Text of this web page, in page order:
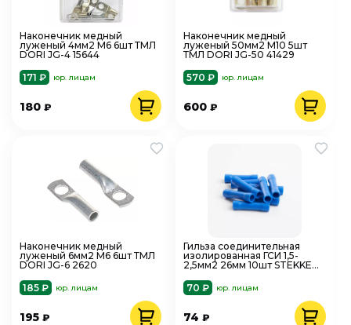
Наконечник медный
луженый 4мм2 М6 6шт ТМЛ
DORI JG-4 15644
171 ₽
юр. лицам
180 ₽
Наконечник медный
луженый 50мм2 М10 5шт
ТМЛ DORI JG-50 41429
570 ₽
юр. лицам
600₽
Наконечник медный
луженый 6мм2 М6 6шт ТМЛ
DORI JG-6 2620
185 ₽
юр. лицам
195 ₽
Гильза соединительная
изолированная ГСИ 1,5-
2,5мм2 26мм 10шт STEKKER
70 ₽
юр. лицам
74₽